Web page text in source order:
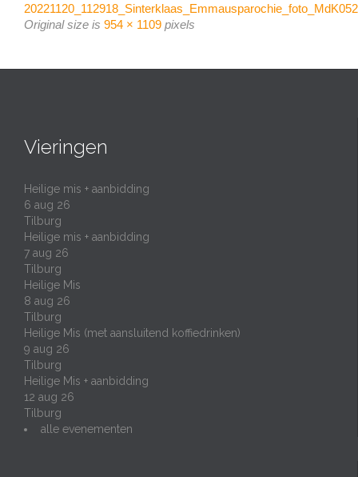
Original size is 954 × 1109 pixels
Vieringen
Heilige mis + aanbidding
6 aug 26
Tilburg
Heilige mis + aanbidding
7 aug 26
Tilburg
Heilige Mis
8 aug 26
Tilburg
Heilige Mis (met aansluitend koffiedrinken)
9 aug 26
Tilburg
Heilige Mis + aanbidding
12 aug 26
Tilburg
alle evenementen